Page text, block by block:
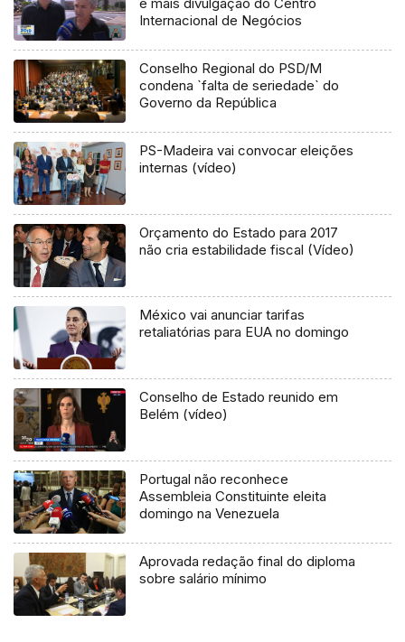
Internacional de Negócios
Conselho Regional do PSD/M
condena `falta de seriedade` do
Governo da República
PS-Madeira vai convocar eleições
internas (vídeo)
Orçamento do Estado para 2017
não cria estabilidade fiscal (Vídeo)
México vai anunciar tarifas
retaliatórias para EUA no domingo
Conselho de Estado reunido em
Belém (vídeo)
Portugal não reconhece
Assembleia Constituinte eleita
domingo na Venezuela
Aprovada redação final do diploma
sobre salário mínimo